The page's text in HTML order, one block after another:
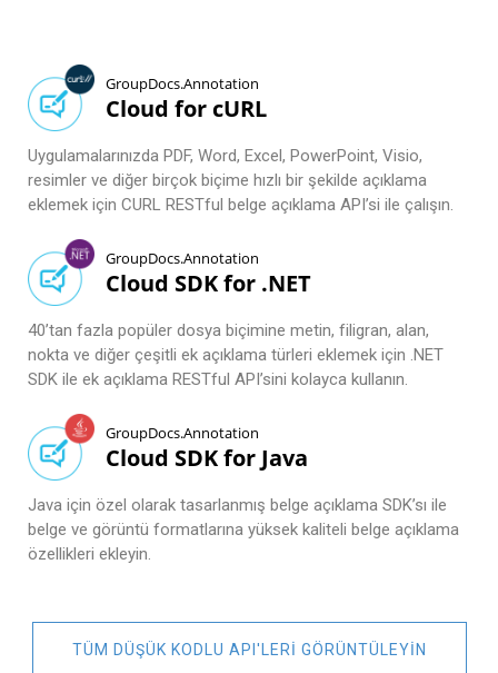
GroupDocs.Annotation
Cloud for cURL
Uygulamalarınızda PDF, Word, Excel, PowerPoint, Visio,
resimler ve diğer birçok biçime hızlı bir şekilde açıklama
eklemek için CURL RESTful belge açıklama API’si ile çalışın.
GroupDocs.Annotation
Cloud SDK for .NET
40’tan fazla popüler dosya biçimine metin, filigran, alan,
nokta ve diğer çeşitli ek açıklama türleri eklemek için .NET
SDK ile ek açıklama RESTful API’sini kolayca kullanın.
GroupDocs.Annotation
Cloud SDK for Java
Java için özel olarak tasarlanmış belge açıklama SDK’sı ile
belge ve görüntü formatlarına yüksek kaliteli belge açıklama
özellikleri ekleyin.
TÜM DÜŞÜK KODLU API'LERI GÖRÜNTÜLEYIN